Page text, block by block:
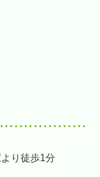
り徒歩1分